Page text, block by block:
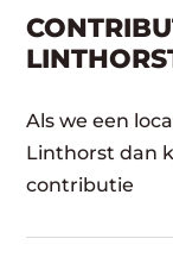
Als we een
Linthorst dan
contributie